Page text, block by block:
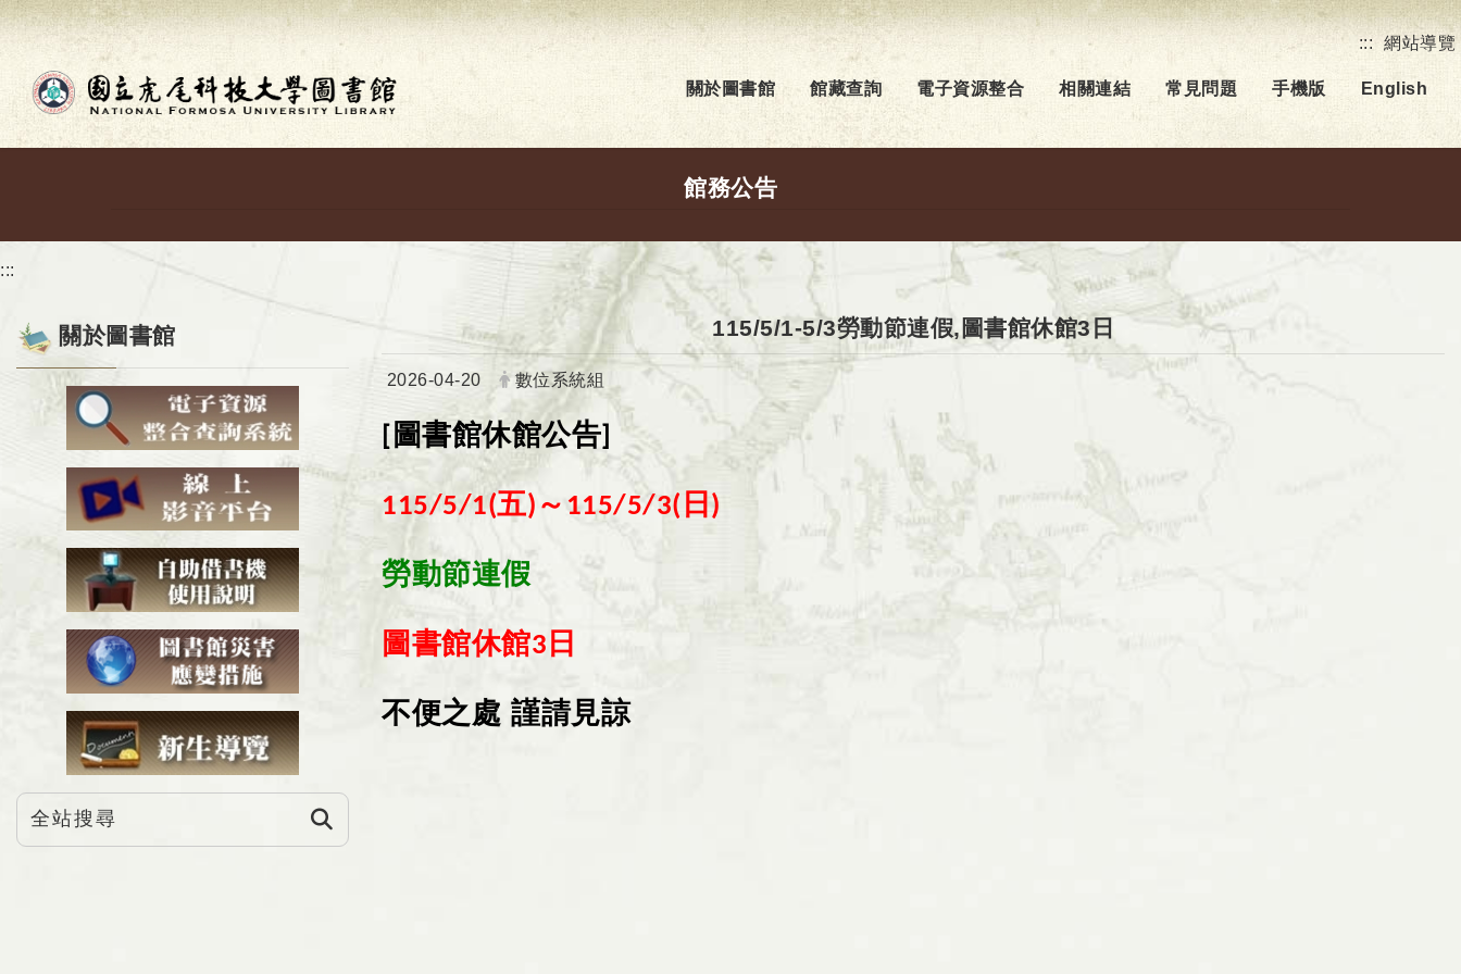
跳到主要內容
:::
網站導覽
關於圖書館 館藏查詢 電子資源整合 相關連結 常見問題 手機版 English
館務公告
:::
關於圖書館 115/5/1-5/3勞動節連假,圖書館休館3日
日期：
2026-04-20 發布者：
數位系統組
圖書館休館公告
115/5/1(五) ～ 115/5/3( 日)
勞動節連假
圖書館休館3 日
不便之處 謹請見諒